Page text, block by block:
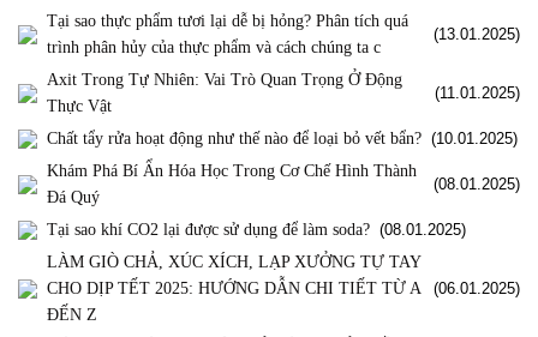
Tại sao thực phẩm tươi lại dễ bị hỏng? Phân tích quá
trình phân hủy của thực phẩm và cách chúng ta c
(13.01.2025)
Axit Trong Tự Nhiên: Vai Trò Quan Trọng Ở Động
Thực Vật
(11.01.2025)
Chất tẩy rửa hoạt động như thế nào để loại bỏ vết bẩn? (10.01.2025)
Khám Phá Bí Ẩn Hóa Học Trong Cơ Chế Hình Thành
Đá Quý
(08.01.2025)
Tại sao khí CO2 lại được sử dụng để làm soda? (08.01.2025)
LÀM GIÒ CHẢ, XÚC XÍCH, LẠP XƯỞNG TỰ TAY
CHO DỊP TẾT 2025: HƯỚNG DẪN CHI TIẾT TỪ A
ĐẾN Z
(06.01.2025)